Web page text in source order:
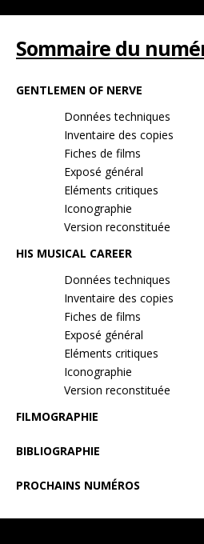
Sommaire du
GENTLEMEN OF NERVE
Données techniques
Inventaire des copies
Fiches de films
Exposé général
Eléments critiques
Iconographie
Version reconstituée
HIS MUSICAL CAREER
Données techniques
Inventaire des copies
Fiches de films
Exposé général
Eléments critiques
Iconographie
Version reconstituée
FILMOGRAPHIE
BIBLIOGRAPHIE
PROCHAINS NUMÉROS